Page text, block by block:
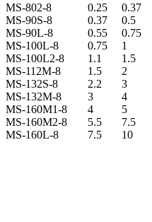
MS-802-8
0.25 0.37
MS-90S-8
0.37 0.5
MS-90L-8
0.55 0.75
MS-100L-8
0.75 1
MS-100L2-8
1.1 1.5
MS-112M-8
1.5 2
MS-132S-8
2.2 3
MS-132M-8
3 4
MS-160M1-8
4 5
MS-160M2-8
5.5 7.5
MS-160L-8
7.5 10